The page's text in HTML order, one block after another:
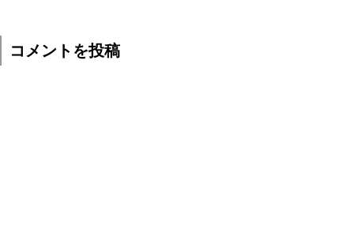
コメントを投稿